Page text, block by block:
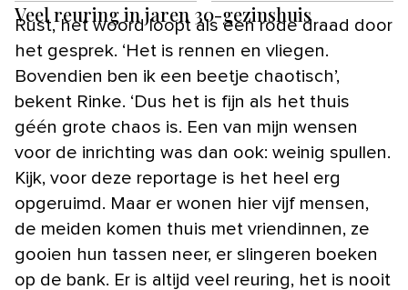
Veel reuring in jaren 30-gezinshuis
Rust, het woord loopt als een rode draad door
het gesprek. ‘Het is rennen en vliegen.
Bovendien ben ik een beetje chaotisch’,
bekent Rinke. ‘Dus het is fijn als het thuis
géén grote chaos is. Een van mijn wensen
voor de inrichting was dan ook: weinig spullen.
Kijk, voor deze reportage is het heel erg
opgeruimd. Maar er wonen hier vijf mensen,
de meiden komen thuis met vriendinnen, ze
gooien hun tassen neer, er slingeren boeken
op de bank. Er is altijd veel reuring, het is nooit